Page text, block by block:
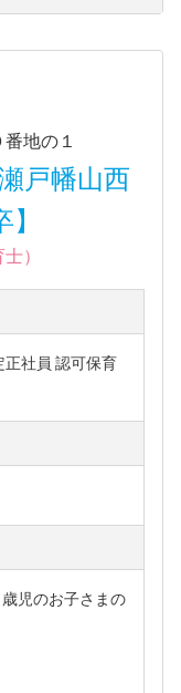
地の１
戸幡山西
）
正社員 認可保育
児のお子さまの